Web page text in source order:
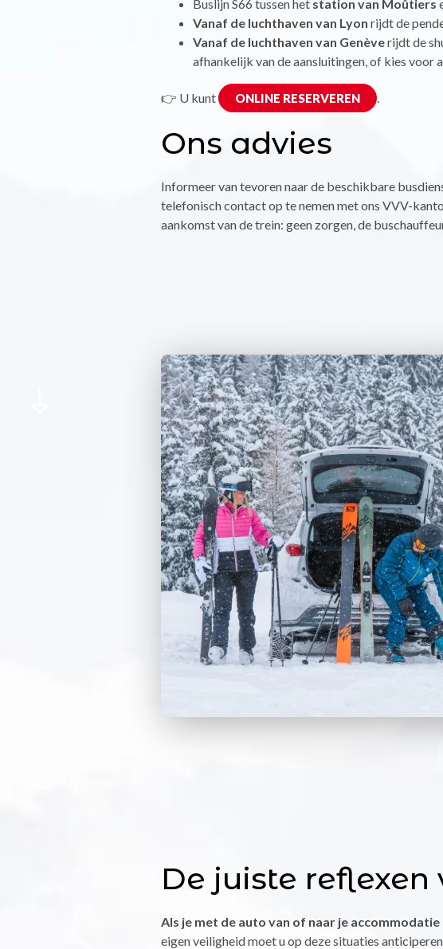
Buslijn S66 tussen het station van Moûtiers
Vanaf de luchthaven van Lyon rijdt de
Vanaf de luchthaven van Genèverijdt de
afhankelijk van de aansluitingen, of kies voor
👉 U kunt ONLINE RESERVEREN .
Ons advies
Informeer van tevoren naar de beschikbare
telefonisch contact op te nemen met ons VVV-
aankomst van de trein: geen zorgen, de
De juiste reflexen
Als je met de auto van of naar je
eigen veiligheid moet u op deze situaties